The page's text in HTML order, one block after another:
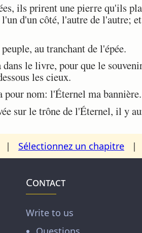
ils prirent une pierre qu'ils
d'un côté, l'autre de l'autre;
au tranchant de l'épée.
le livre, pour que le
les cieux.
nom: l'Éternel ma bannière.
sur le trône de l'Éternel, il y
| Sélectionnez un chapitre |
Contact
Write to us